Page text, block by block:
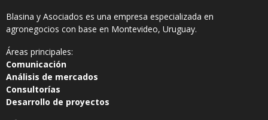
Blasina y Asociados es una empresa especializada en
agronegocios con base en Montevideo, Uruguay.
Áreas principales:
Comunicación
Análisis de mercados
Consultorías
Desarrollo de proyectos